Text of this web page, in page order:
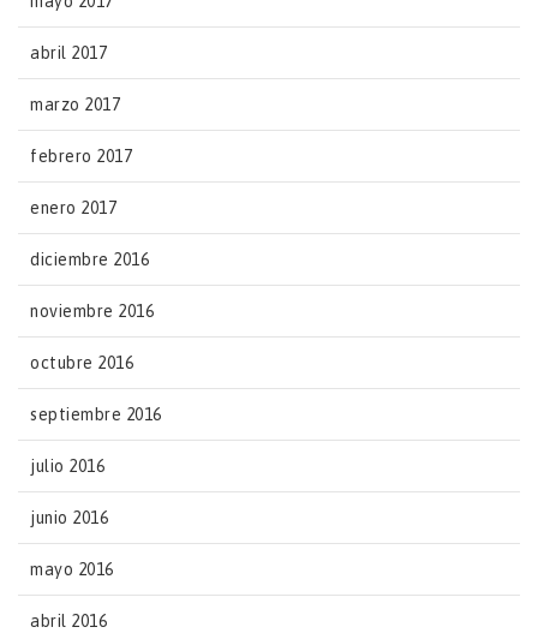
abril 2017
marzo 2017
febrero 2017
enero 2017
diciembre 2016
noviembre 2016
octubre 2016
septiembre 2016
julio 2016
junio 2016
mayo 2016
abril 2016